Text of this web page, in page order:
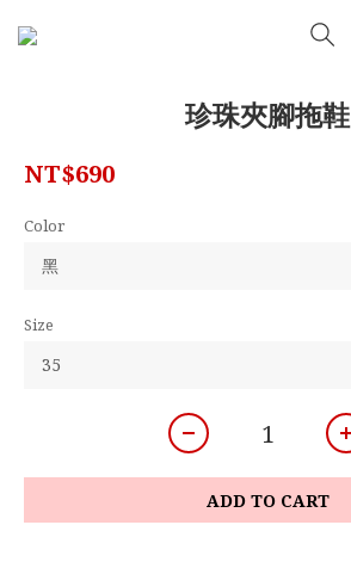
珍珠夾腳拖鞋
NT$690
Color
Size
ADD TO CART